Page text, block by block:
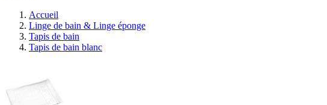
Accueil
Linge de bain & Linge éponge
Tapis de bain
Tapis de bain blanc